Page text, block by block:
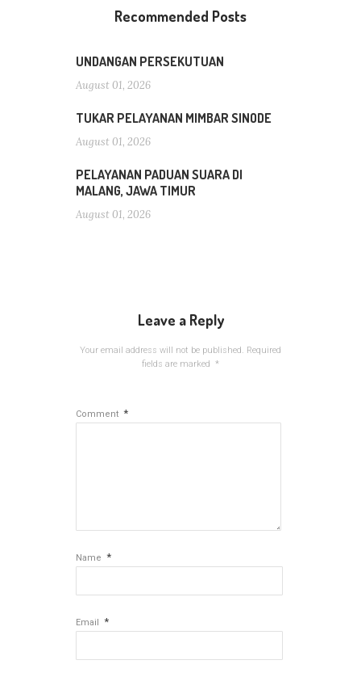
Recommended Posts
UNDANGAN PERSEKUTUAN
August 01, 2026
TUKAR PELAYANAN MIMBAR SINODE
August 01, 2026
PELAYANAN PADUAN SUARA DI
MALANG, JAWA TIMUR
August 01, 2026
Leave a Reply
Your email address will not be published. Required
fields are marked *
Comment *
Name *
Email *